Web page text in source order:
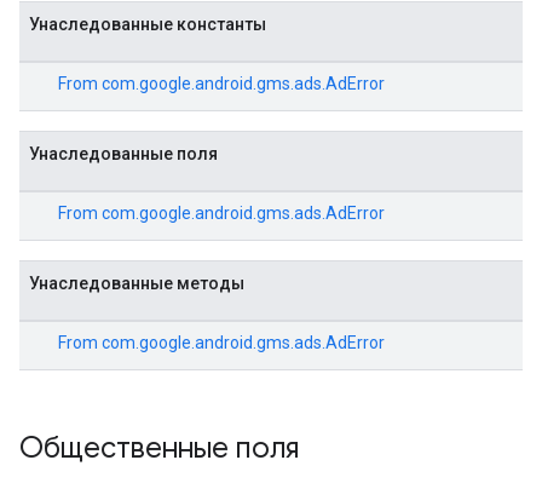
Унаследованные константы
From com.google.android.gms.ads.AdError
Унаследованные поля
From com.google.android.gms.ads.AdError
Унаследованные методы
From com.google.android.gms.ads.AdError
Общественные поля